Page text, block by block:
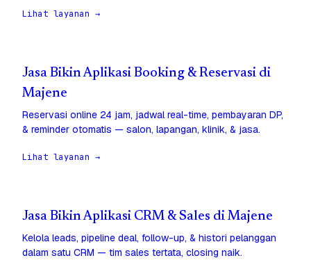
Lihat layanan →
Jasa Bikin Aplikasi Booking & Reservasi di
Majene
Reservasi online 24 jam, jadwal real-time, pembayaran DP,
& reminder otomatis — salon, lapangan, klinik, & jasa.
Lihat layanan →
Jasa Bikin Aplikasi CRM & Sales di Majene
Kelola leads, pipeline deal, follow-up, & histori pelanggan
dalam satu CRM — tim sales tertata, closing naik.